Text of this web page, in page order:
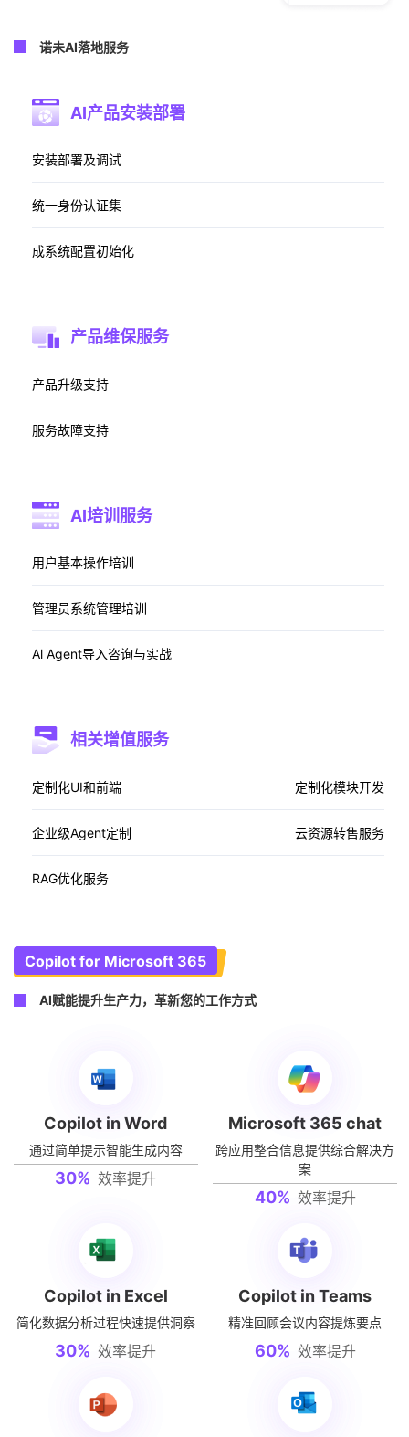
诺未AI落地服务
AI产品安装部署
安装部署及调试​
统一身份认证集
成​系统配置初始化​​
产品维保服务
产品升级支持
​服务故障支持
AI培训服务
用户基本操作培训​
管理员系统管理培训
​Al Agent导入咨询与实战​
相关增值服务
定制化UI和前端 定制化模块开发
企业级Agent定制 云资源转售服务
RAG优化服务
Copilot for Microsoft 365
AI赋能提升生产力，革新您的工作方式
Copilot in Word
通过简单提示智能生成内容
30% 效率提升
Microsoft 365 chat
跨应用整合信息提供综合解决方
案
40% 效率提升
Copilot in Excel
简化数据分析过程快速提供洞察
30% 效率提升
Copilot in Teams
精准回顾会议内容提炼要点
60% 效率提升